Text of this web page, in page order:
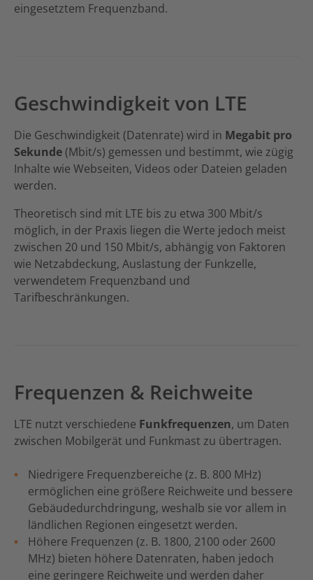
eingesetztem Frequenzband.
Geschwindigkeit von LTE
Die Geschwindigkeit (Datenrate) wird in Megabit pro
Sekunde(Mbit/s) gemessen und bestimmt, wie zügig
Inhalte wie Webseiten, Videos oder Dateien geladen
werden.
Theoretisch sind mit LTE bis zu etwa 300 Mbit/s
möglich, in der Praxis liegen die Werte jedoch meist
zwischen 20 und 150 Mbit/s, abhängig von Faktoren
wie Netzabdeckung, Auslastung der Funkzelle,
verwendetem Frequenzband und
Tarifbeschränkungen.
Frequenzen & Reichweite
LTE nutzt verschiedene Funkfrequenzen, um Daten
zwischen Mobilgerät und Funkmast zu übertragen.
Niedrigere Frequenzbereiche (z. B. 800 MHz)
ermöglichen eine größere Reichweite und bessere
Gebäudedurchdringung, weshalb sie vor allem in
ländlichen Regionen eingesetzt werden.
Höhere Frequenzen (z. B. 1800, 2100 oder 2600
MHz) bieten höhere Datenraten, haben jedoch
eine geringere Reichweite und werden daher